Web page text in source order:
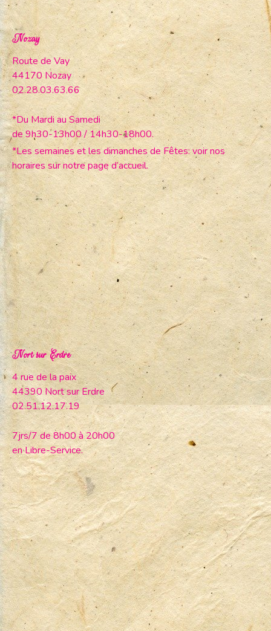
Nozay
Route de Vay
44170 Nozay
02.28.03.63.66
*Du Mardi au Samedi
de 9h30-13h00 / 14h30-18h00.
*Les semaines et les dimanches de Fêtes: voir nos
horaires sur notre page d’accueil.
Nort sur Erdre
4 rue de la paix
44390 Nort sur Erdre
02.51.12.17.19
7jrs/7 de 8h00 à 20h00
en Libre-Service.